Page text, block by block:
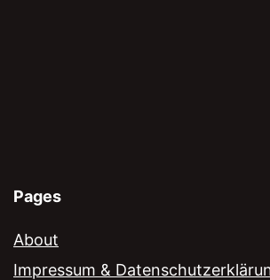
Pages
About
Impressum &